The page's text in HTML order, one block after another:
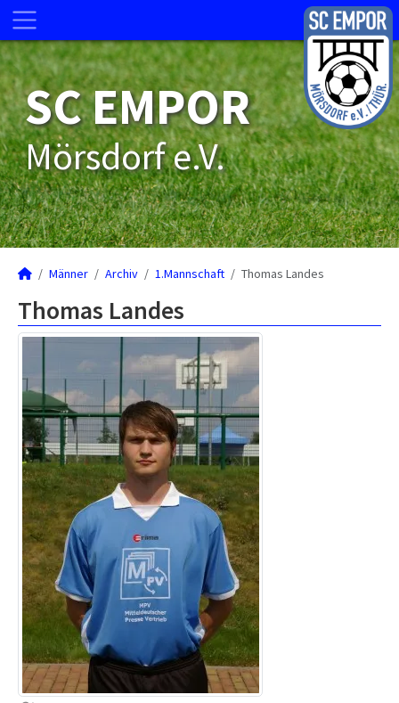
SC EMPOR
Mörsdorf e.V.
Männer Archiv 1.Mannschaft Thomas Landes
Thomas Landes